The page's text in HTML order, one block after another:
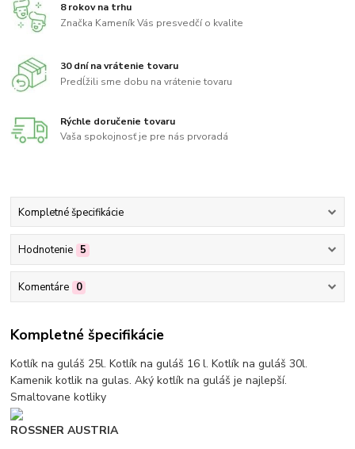
8 rokov na trhu
Značka Kameník Vás presvedčí o kvalite
30 dní na vrátenie tovaru
Predĺžili sme dobu na vrátenie tovaru
Rýchle doručenie tovaru
Vaša spokojnosť je pre nás prvoradá
Kompletné špecifikácie
Hodnotenie 5
Komentáre 0
Kompletné špecifikácie
Kotlík na guláš 25l. Kotlík na guláš 16 l. Kotlík na guláš 30l.
Kamenik kotlik na gulas. Aký kotlík na guláš je najlepší.
Smaltovane kotliky
ROSSNER AUSTRIA